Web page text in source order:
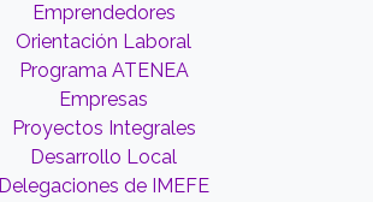
Emprendedores
Orientación Laboral
Programa ATENEA
Empresas
Proyectos Integrales
Desarrollo Local
Delegaciones de IMEFE